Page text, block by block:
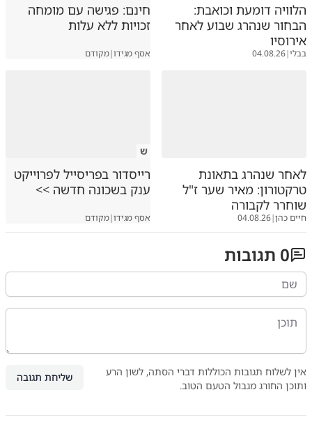
הלוויה דומעת וכואבת:
הבחור שנהרג שבוע לאחר
אירוסיו
בבלי|
04.08.26
חינם: פגישה עם מומחה
זכויות ללא עלות
אסף מגידו|מקודם
לאחר שנהרג בתאונת
טרקטורון: מאיר שער ז"ל
שוחרר לקבורה
חיים כהן|
04.08.26
ש
רייסדור בפריסייל לפרוייקט
ענק בשכונה חדשה >>
אסף מגידו|מקודם
0 תגובות
אין לשלוח תגובות הכוללות דברי הסתה, לשון הרע
ותוכן החורג מגבול הטעם הטוב.
שליחת תגובה